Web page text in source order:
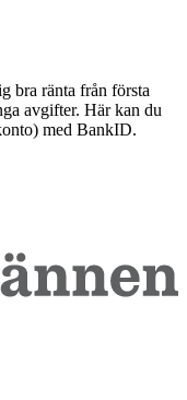
bra ränta från första
avgifter. Här kan du
med BankID.